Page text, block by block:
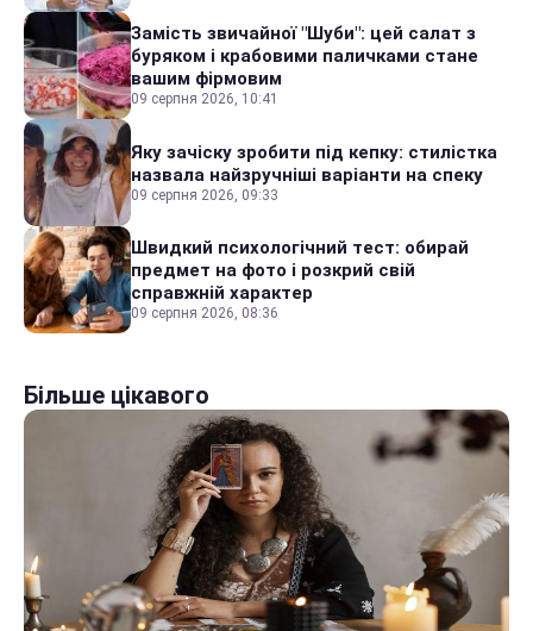
Замість звичайної "Шуби": цей салат з
буряком і крабовими паличками стане
вашим фірмовим
09 серпня 2026, 10:41
Яку зачіску зробити під кепку: стилістка
назвала найзручніші варіанти на спеку
09 серпня 2026, 09:33
Швидкий психологічний тест: обирай
предмет на фото і розкрий свій
справжній характер
09 серпня 2026, 08:36
Більше цікавого